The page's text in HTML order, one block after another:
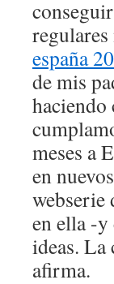
españa
de mis
haciendo
meses a
en
webserie
en ella -y
ideas. La
afirma.